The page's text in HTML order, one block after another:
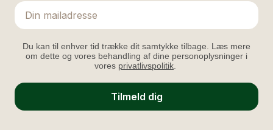
Email
Du kan til enhver tid trække dit samtykke tilbage. Læs mere
om dette og vores behandling af dine personoplysninger i
vores privatlivspolitik.
Tilmeld dig